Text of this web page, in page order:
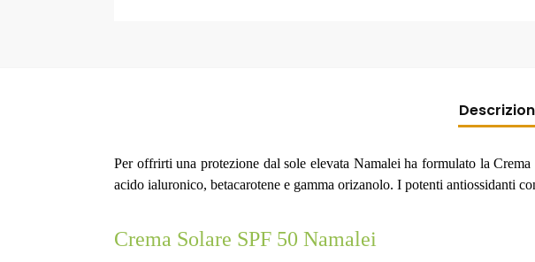
Per offrirti una protezione dal sole elevata Namalei ha formulato la
acido ialuronico, betacarotene e gamma orizanolo. I potenti antiossidanti
Crema Solare SPF 50 Namalei